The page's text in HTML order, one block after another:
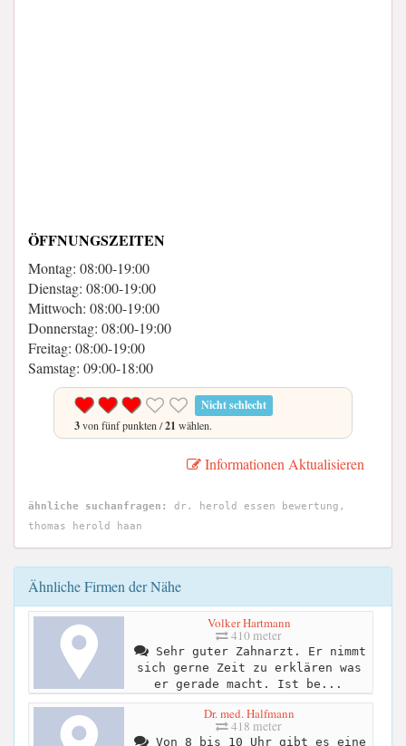
ÖFFNUNGSZEITEN
Montag: 08:00-19:00
Dienstag: 08:00-19:00
Mittwoch: 08:00-19:00
Donnerstag: 08:00-19:00
Freitag: 08:00-19:00
Samstag: 09:00-18:00
Nicht schlecht
3von fünf punkten /21 wählen.
Informationen Aktualisieren
ähnliche suchanfragen:
dr. herold essen bewertung,
thomas herold haan
Ähnliche Firmen der Nähe
Volker Hartmann
410 meter
Sehr guter Zahnarzt. Er nimmt
sich gerne Zeit zu erklären was
er gerade macht. Ist be...
Dr. med. Halfmann
418 meter
Von 8 bis 10 Uhr gibt es eine